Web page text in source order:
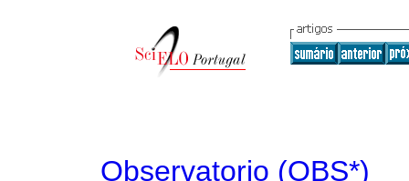
Observatorio (OBS*)